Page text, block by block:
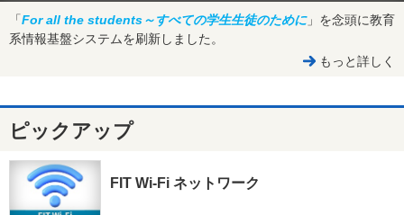
「For all the students～すべての学生生徒のために」を念頭に教育
系情報基盤システムを刷新しました。
もっと詳しく
ピックアップ
FIT Wi-Fi ネットワーク